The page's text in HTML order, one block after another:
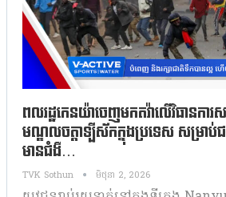
ពលរដ្ឋកេនយ៉ាចេញមកតវ៉ាលើវិធានកា
មណ្ឌលចត្តាឡីស័កក្នុងប្រទេស សម្រាប់
មានជំងឺ…
TVK Sothun មិថុនា 2, 2026